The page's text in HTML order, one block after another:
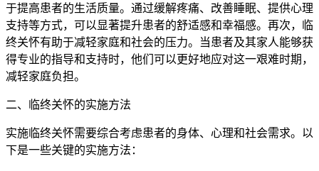
于提高患者的生活质量。通过缓解疼痛、改善睡眠、提供心理
支持等方式，可以显著提升患者的舒适感和幸福感。再次，临
终关怀有助于减轻家庭和社会的压力。当患者及其家人能够获
得专业的指导和支持时，他们可以更好地应对这一艰难时期，
减轻家庭负担。
二、临终关怀的实施方法
实施临终关怀需要综合考虑患者的身体、心理和社会需求。以
下是一些关键的实施方法：